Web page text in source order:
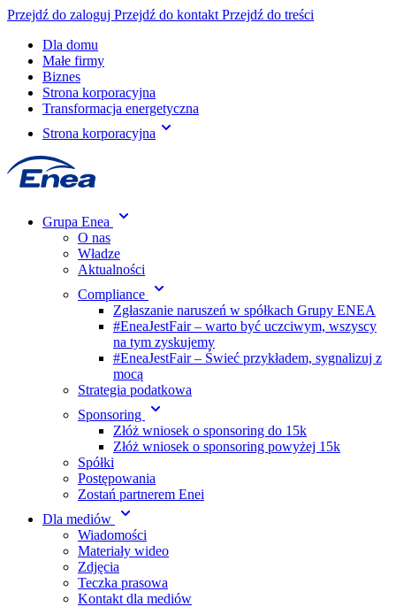
Przejdź do zaloguj Przejdź do kontakt Przejdź do treści
Dla domu
Małe firmy
Biznes
Strona korporacyjna
Transformacja energetyczna
Strona korporacyjna
Grupa Enea
O nas
Władze
Aktualności
Compliance
Zgłaszanie naruszeń w spółkach Grupy ENEA
#EneaJestFair – warto być uczciwym, wszyscy
na tym zyskujemy
#EneaJestFair – Świeć przykładem, sygnalizuj z
mocą
Strategia podatkowa
Sponsoring
Złóż wniosek o sponsoring do 15k
Złóż wniosek o sponsoring powyżej 15k
Spółki
Postępowania
Zostań partnerem Enei
Dla mediów
Wiadomości
Materiały wideo
Zdjęcia
Teczka prasowa
Kontakt dla mediów